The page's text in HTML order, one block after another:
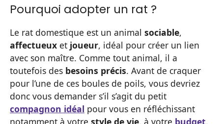
Pourquoi adopter un rat ?
Le rat domestique est un animal sociable,
affectueux et joueur, idéal pour créer un lien
avec son maître. Comme tout animal, il a
toutefois des besoins précis. Avant de craquer
pour l’une de ces boules de poils, vous devriez
donc vous demander s’il s’agit du petit
compagnon idéal pour vous en réfléchissant